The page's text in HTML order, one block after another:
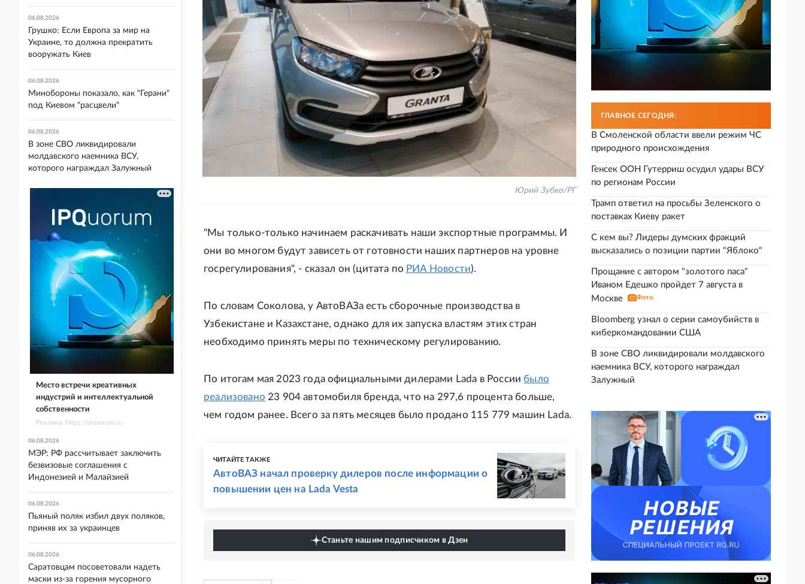
Юрий Зубко/РГ
"Мы только-только начинаем раскачивать наши экспортные программы. И
они во многом будут зависеть от готовности наших партнеров на уровне
госрегулирования", - сказал он (цитата по РИА Новости).
По словам Соколова, у АвтоВАЗа есть сборочные производства в
Узбекистане и Казахстане, однако для их запуска властям этих стран
необходимо принять меры по техническому регулированию.
По итогам мая 2023 года официальными дилерами Lada в России было
реализовано 23 904 автомобиля бренда, что на 297,6 процента больше,
чем годом ранее. Всего за пять месяцев было продано 115 779 машин Lada.
ЧИТАЙТЕ ТАКЖЕ
АвтоВАЗ начал проверку дилеров после информации о
повышении цен на Lada Vesta
Станьте нашим подписчиком в Дзен
ГЛАВНОЕ СЕГОДНЯ:
В Смоленской области ввели режим ЧС
природного происхождения
Генсек ООН Гутерриш осудил удары ВСУ
по регионам России
Трамп ответил на просьбы Зеленского о
поставках Киеву ракет
С кем вы? Лидеры думских фракций
высказались о позиции партии "Яблоко"
Прощание с автором "золотого паса"
Иваном Едешко пройдет 7 августа в
Москве
Фото
Bloomberg узнал о серии самоубийств в
киберкомандовании США
В зоне СВО ликвидировали молдавского
наемника ВСУ, которого награждал
Залужный
06.08.2026
Грушко: Если Европа за мир на
Украине, то должна прекратить
вооружать Киев
06.08.2026
Минобороны показало, как "Герани"
под Киевом "расцвели"
06.08.2026
В зоне СВО ликвидировали
молдавского наемника ВСУ,
которого награждал Залужный
Место встречи креативных
индустрий и интеллектуальной
собственности
Реклама. https://ipquorum.ru
06.08.2026
МЭР: РФ рассчитывает заключить
безвизовые соглашения с
Индонезией и Малайзией
06.08.2026
Пьяный поляк избил двух поляков,
приняв их за украинцев
06.08.2026
Саратовцам посоветовали надеть
маски из-за горения мусорного